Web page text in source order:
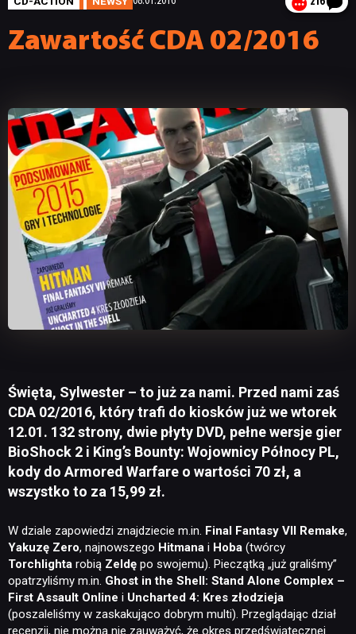
Zawartość CDA 02/2016
Święta, Sylwester – to już za nami. Przed nami zaś
CDA 02/2016, który trafi do kiosków już we wtorek
12.01. 132 strony, dwie płyty DVD, pełne wersje gier
BioShock 2 i King’s Bounty: Wojownicy Północy PL,
kody do Armored Warfare o wartości 70 zł, a
wszystko to za 15,99 zł.
W dziale zapowiedzi znajdziecie m.in. Final Fantasy VII Remake,
Yakuzę Zero, najnowszego Hitmana i Hoba (twórcy
Torchlighta robią Zeldę po swojemu). Pieczątką „już graliśmy”
opatrzyliśmy m.in. Ghost in the Shell: Stand Alone Complex –
First Assault Online i Uncharted 4: Kres złodzieja
(poszaleliśmy w zaskakująco dobrym multi). Przeglądając dział
recenzji, nie można nie zauważyć, że okres przedświątecznej